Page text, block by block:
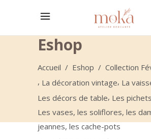
Votre sélection est vide
Eshop
Accueil / Eshop / Collection
, La décoration vintage, La
Les décors de table, Les pichets
Les vases, les soliflores, les
jeannes, les cache-pots